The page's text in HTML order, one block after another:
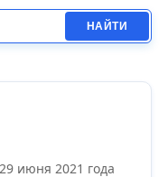
НАЙТИ
29 июня 2021 года